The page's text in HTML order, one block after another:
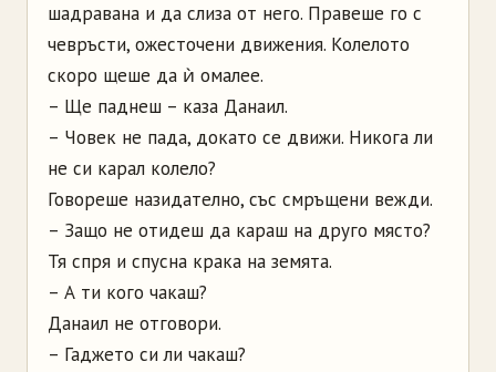
шадравана и да слиза от него. Правеше го с
чевръсти, ожесточени движения. Колелото
скоро щеше да ѝ омалее.
– Ще паднеш – каза Данаил.
– Човек не пада, докато се движи. Никога ли
не си карал колело?
Говореше назидателно, със смръщени вежди.
– Защо не отидеш да караш на друго място?
Тя спря и спусна крака на земята.
– А ти кого чакаш?
Данаил не отговори.
– Гаджето си ли чакаш?